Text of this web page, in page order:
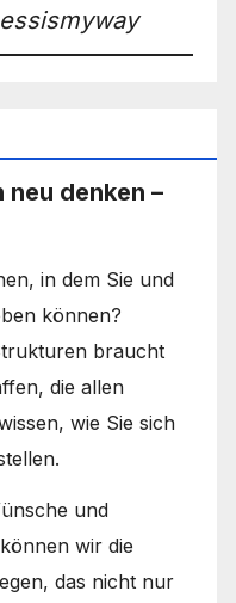
neu denken –
in dem Sie und
können?
braucht
die allen
wie Sie sich
und
wir die
das nicht nur